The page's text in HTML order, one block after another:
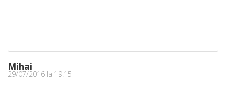
Mihai
29/07/2016 la 19:15